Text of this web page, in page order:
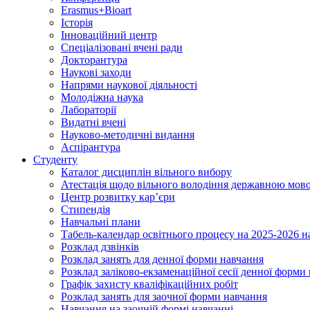
Erasmus+Bioart
Історія
Інноваційний центр
Спеціалізовані вчені ради
Докторантура
Наукові заходи
Напрями наукової діяльності
Молодіжна наука
Лабораторії
Видатні вчені
Науково-методичні видання
Аспірантура
Студенту
Каталог дисциплін вільного вибору
Атестація щодо вільного володіння державною
Центр розвитку кар’єри
Стипендія
Навчальні плани
Табель-календар освітнього процесу на 2025-2026
Розклад дзвінків
Розклад занять для денної форми навчання
Розклад заліково-екзаменаційної сесії денної
Графік захисту кваліфікаційних робіт
Розклад занять для заочної форми навчання